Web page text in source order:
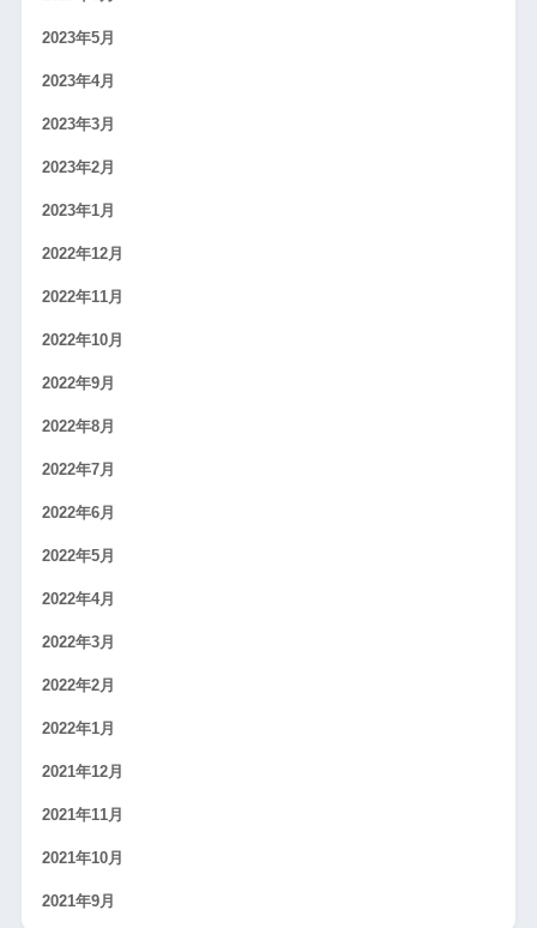
2023年5月
2023年4月
2023年3月
2023年2月
2023年1月
2022年12月
2022年11月
2022年10月
2022年9月
2022年8月
2022年7月
2022年6月
2022年5月
2022年4月
2022年3月
2022年2月
2022年1月
2021年12月
2021年11月
2021年10月
2021年9月